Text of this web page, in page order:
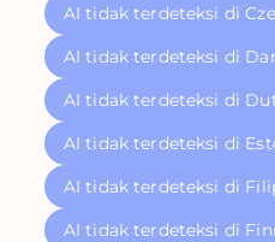
AI tidak terdeteksi di
AI tidak terdeteksi di
AI tidak terdeteksi di
AI tidak terdeteksi di
AI tidak terdeteksi di
AI tidak terdeteksi di